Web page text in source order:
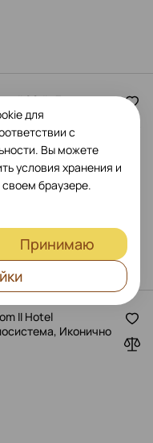
II 98db Домашняя
чёрный
II Hotel
Иконично
для
с
Вы можете
условия хранения и
браузере.
Принимаю